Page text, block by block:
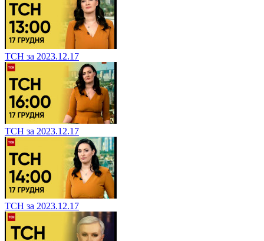
ТСН за 2023.12.17
ТСН за 2023.12.17
ТСН за 2023.12.17